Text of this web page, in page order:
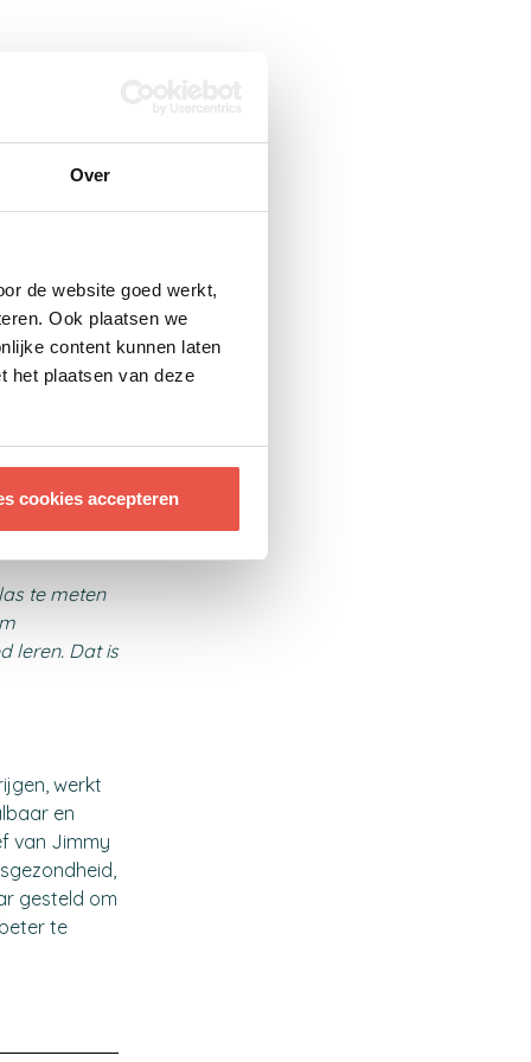
Over
de website goed werkt,
Ook plaatsen we
content kunnen laten
het plaatsen van deze
cookies accepteren
de kosten
de eerste
te meten
leren. Dat is
werkt
en
van Jimmy
gesteld om
te